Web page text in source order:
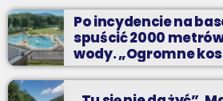
Planujesz domową prywatkę? Chcesz
sobotnią imprezą? Masz ochotę pobawić
najlepszych dyskotekowych
Po incydencie na
spuścić 2000
wody. „Ogromne
praca”